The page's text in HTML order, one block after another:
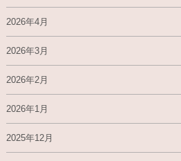
2026年4月
2026年3月
2026年2月
2026年1月
2025年12月